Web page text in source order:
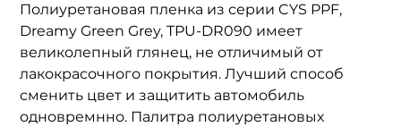
Полиуретановая пленка из серии CYS PPF,
Dreamy Green Grey, TPU-DR090 имеет
великолепный глянец, не отличимый от
лакокрасочного покрытия. Лучший способ
сменить цвет и защитить автомобиль
одновремнно. Палитра полиуретановых